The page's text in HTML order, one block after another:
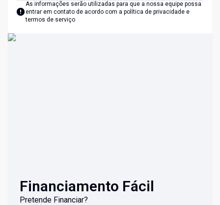
As informações serão utilizadas para que a nossa equipe possa
entrar em contato de acordo com a política de privacidade e
termos de serviço
Financiamento Fácil
Pretende Financiar?